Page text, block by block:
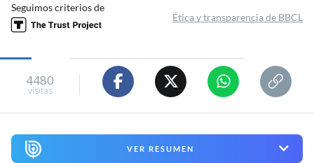
Seguimos criterios de
Ética y transparencia de BBCL
4480
visitas
VER RESUMEN